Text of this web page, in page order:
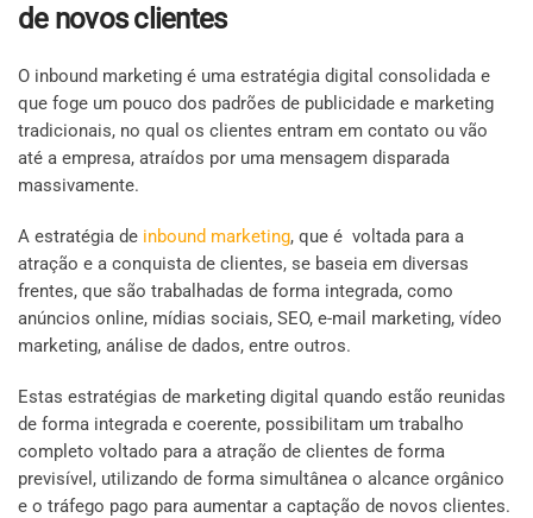
de novos clientes
O inbound marketing é uma estratégia digital consolidada e
que foge um pouco dos padrões de publicidade e marketing
tradicionais, no qual os clientes entram em contato ou vão
até a empresa, atraídos por uma mensagem disparada
massivamente.
A estratégia de inbound marketing, que é voltada para a
atração e a conquista de clientes, se baseia em diversas
frentes, que são trabalhadas de forma integrada, como
anúncios online, mídias sociais, SEO, e-mail marketing, vídeo
marketing, análise de dados, entre outros.
Estas estratégias de marketing digital quando estão reunidas
de forma integrada e coerente, possibilitam um trabalho
completo voltado para a atração de clientes de forma
previsível, utilizando de forma simultânea o alcance orgânico
e o tráfego pago para aumentar a captação de novos clientes.